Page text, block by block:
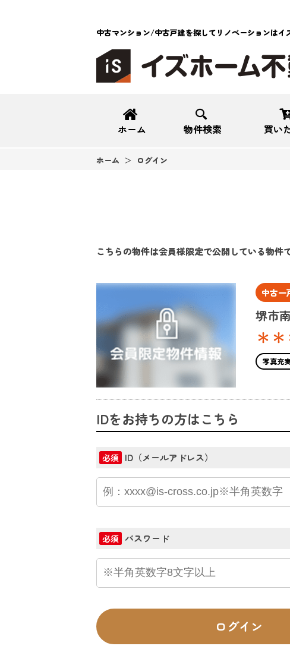
中古マンション/中古戸建を探してリノベーションはイ
ホーム 物件検索 買い
ホーム ログイン
こちらの物件は会員様限定で公開している物件
中古一
堺市
＊
写真充
IDをお持ちの方はこちら
必須 ID（メールアドレス）
必須 パスワード
ログイン